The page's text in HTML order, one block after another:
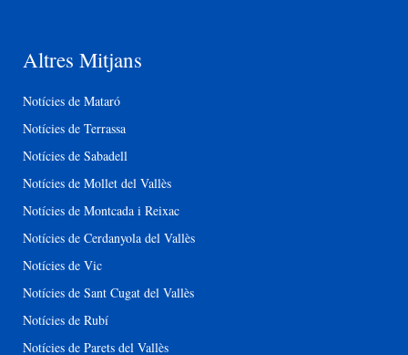
Altres Mitjans
Notícies de Mataró
Notícies de Terrassa
Notícies de Sabadell
Notícies de Mollet del Vallès
Notícies de Montcada i Reixac
Notícies de Cerdanyola del Vallès
Notícies de Vic
Notícies de Sant Cugat del Vallès
Notícies de Rubí
Notícies de Parets del Vallès